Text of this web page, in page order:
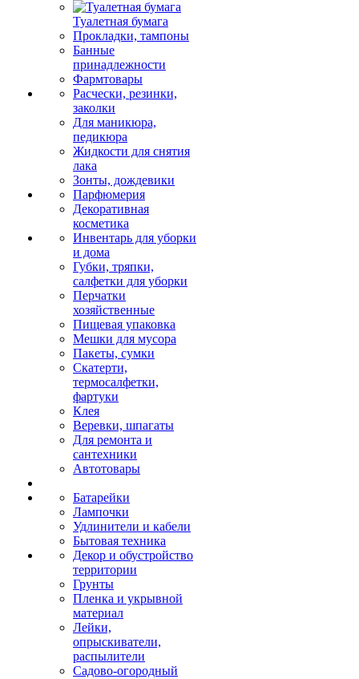
Туалетная бумага
Прокладки, тампоны
Банные
принадлежности
Фармтовары
Расчески, резинки,
заколки
Для маникюра,
педикюра
Жидкости для снятия
лака
Зонты, дождевики
Парфюмерия
Декоративная
косметика
Инвентарь для уборки
и дома
Губки, тряпки,
салфетки для уборки
Перчатки
хозяйственные
Пищевая упаковка
Мешки для мусора
Пакеты, сумки
Скатерти,
термосалфетки,
фартуки
Клея
Веревки, шпагаты
Для ремонта и
сантехники
Автотовары
Батарейки
Лампочки
Удлинители и кабели
Бытовая техника
Декор и обустройство
территории
Грунты
Пленка и укрывной
материал
Лейки,
опрыскиватели,
распылители
Садово-огородный